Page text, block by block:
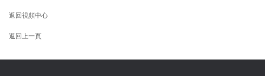
返回視頻中心
返回上一頁